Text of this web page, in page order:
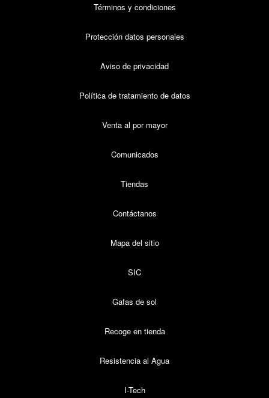
Términos y condiciones
Protección datos personales
Aviso de privacidad
Política de tratamiento de datos
Venta al por mayor
Comunicados
Tiendas
Contáctanos
Mapa del sitio
SIC
Gafas de sol
Recoge en tienda
Resistencia al Agua
I-Tech